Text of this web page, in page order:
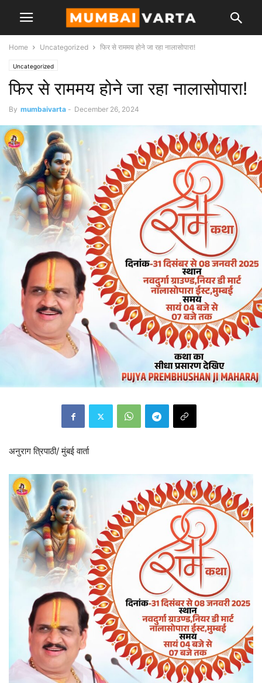
Home Uncategorized फिर से राममय होने जा रहा नालासोपारा!
Uncategorized
फिर से राममय होने जा रहा नालासोपारा!
By mumbaivarta - December 26, 2024
अनुराग त्रिपाठी/ मुंबई वार्ता